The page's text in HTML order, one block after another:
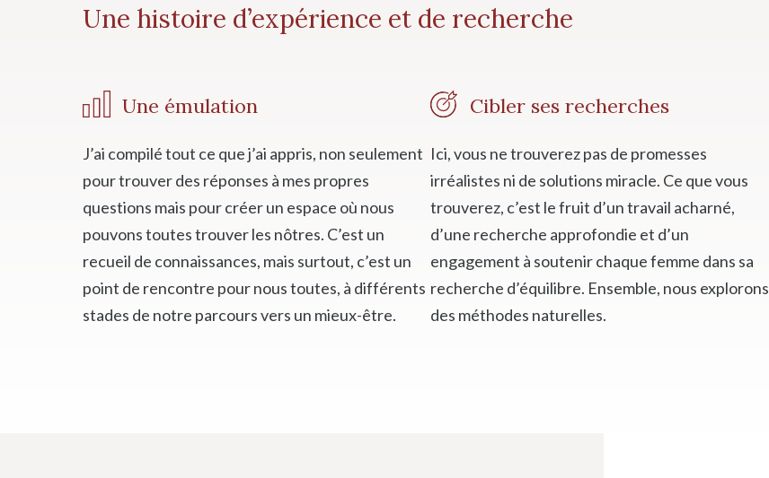
Une histoire d’expérience et de recherche
Une émulation
J’ai compilé tout ce que j’ai appris, non seulement
pour trouver des réponses à mes propres
questions mais pour créer un espace où nous
pouvons toutes trouver les nôtres. C’est un
recueil de connaissances, mais surtout, c’est un
point de rencontre pour nous toutes, à différents
stades de notre parcours vers un mieux-être.
Cibler ses recherches
Ici, vous ne trouverez pas de promesses
irréalistes ni de solutions miracle. Ce que vous
trouverez, c’est le fruit d’un travail acharné,
d’une recherche approfondie et d’un
engagement à soutenir chaque femme dans sa
recherche d’équilibre. Ensemble, nous explorons
des méthodes naturelles.